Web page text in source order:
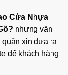
Cửa Nhựa
nhưng vẫn
quân xin đưa ra
để khách hàng